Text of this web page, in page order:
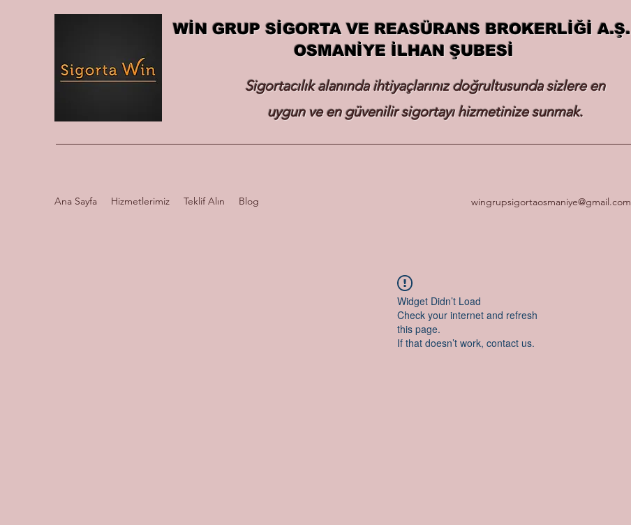
WİN GRUP SİGORTA VE REASÜRANS BROKERLİĞİ A.Ş.
OSMANİYE İLHAN ŞUBESİ
Sigortacılık alanında ihtiyaçlarınız doğrultusunda sizlere en
uygun ve en güvenilir sigortayı hizmetinize sunmak.
Ana Sayfa Hizmetlerimiz Teklif Alın Blog wingrupsigortaosmaniye@gmail.com
Widget Didn’t Load
Check your internet and refresh
this page.
If that doesn’t work, contact us.